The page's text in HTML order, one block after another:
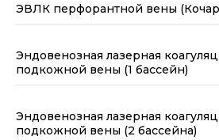
ЭВЛК перфорантной вены
Эндовенозная лазерная
подкожной вены (1 бассейн)
Эндовенозная лазерная
подкожной вены (2 бассейна)